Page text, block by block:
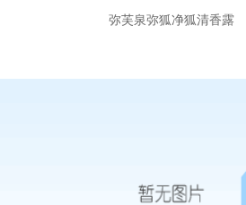
弥芙泉弥狐净狐清香露